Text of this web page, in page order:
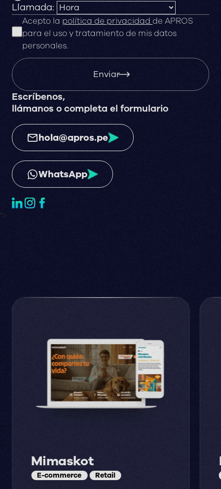
Llamada:
Acepto la política de privacidadde APROS
para el uso y tratamiento de mis datos
personales.
Enviar
Escríbenos,
llámanos o completa el formulario
hola@apros.pe
WhatsApp
">
Mimaskot
E-commerce Retail